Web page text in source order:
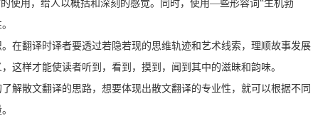
的使用，给人以概括和深刻的感觉。同时，使用—些形容词“生机勃
在翻译时译者要透过若隐若现的思维轨迹和艺术线索，理顺故事发展
这样才能使读者听到，看到，摸到，闻到其中的滋昧和韵味。
解散文翻译的思路，想要体现出散文翻译的专业性，就可以根据不同